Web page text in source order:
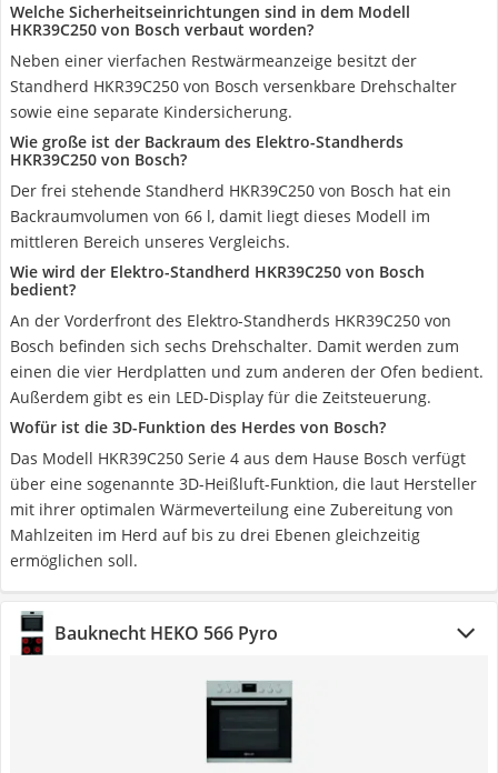
Welche Sicherheitseinrichtungen sind in dem Modell
HKR39C250 von Bosch verbaut worden?
Neben einer vierfachen Restwärmeanzeige besitzt der
Standherd HKR39C250 von Bosch versenkbare Drehschalter
sowie eine separate Kindersicherung.
Wie große ist der Backraum des Elektro-Standherds
HKR39C250 von Bosch?
Der frei stehende Standherd HKR39C250 von Bosch hat ein
Backraumvolumen von 66 l, damit liegt dieses Modell im
mittleren Bereich unseres Vergleichs.
Wie wird der Elektro-Standherd HKR39C250 von Bosch
bedient?
An der Vorderfront des Elektro-Standherds HKR39C250 von
Bosch befinden sich sechs Drehschalter. Damit werden zum
einen die vier Herdplatten und zum anderen der Ofen bedient.
Außerdem gibt es ein LED-Display für die Zeitsteuerung.
Wofür ist die 3D-Funktion des Herdes von Bosch?
Das Modell HKR39C250 Serie 4 aus dem Hause Bosch verfügt
über eine sogenannte 3D-Heißluft-Funktion, die laut Hersteller
mit ihrer optimalen Wärmeverteilung eine Zubereitung von
Mahlzeiten im Herd auf bis zu drei Ebenen gleichzeitig
ermöglichen soll.
Bauknecht HEKO 566 Pyro